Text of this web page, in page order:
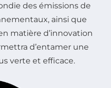
des émissions de
ainsi que
matière d’innovation
d’entamer une
verte et efficace.